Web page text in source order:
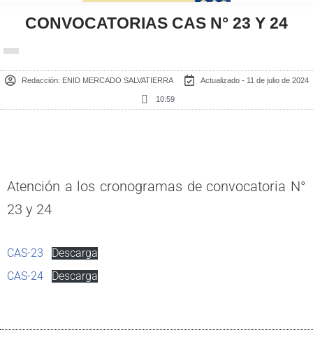
CONVOCATORIAS CAS N° 23 Y 24
Redacción: ENID MERCADO SALVATIERRA Actualizado - 11 de julio de 2024
10:59
Atención a los cronogramas de convocatoria N°
23 y 24
CAS-23
Descarga
CAS-24
Descarga